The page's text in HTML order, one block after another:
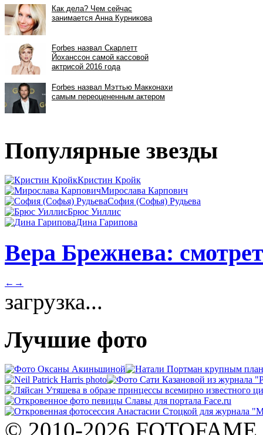
Популярные звезды
Кристин Кройк
Мирослава Карпович
София (Софья) Рудьева
Брюс Уиллис
Дина Гарипова
Вера Брежнева:
← →
загрузка...
Лучшие фото